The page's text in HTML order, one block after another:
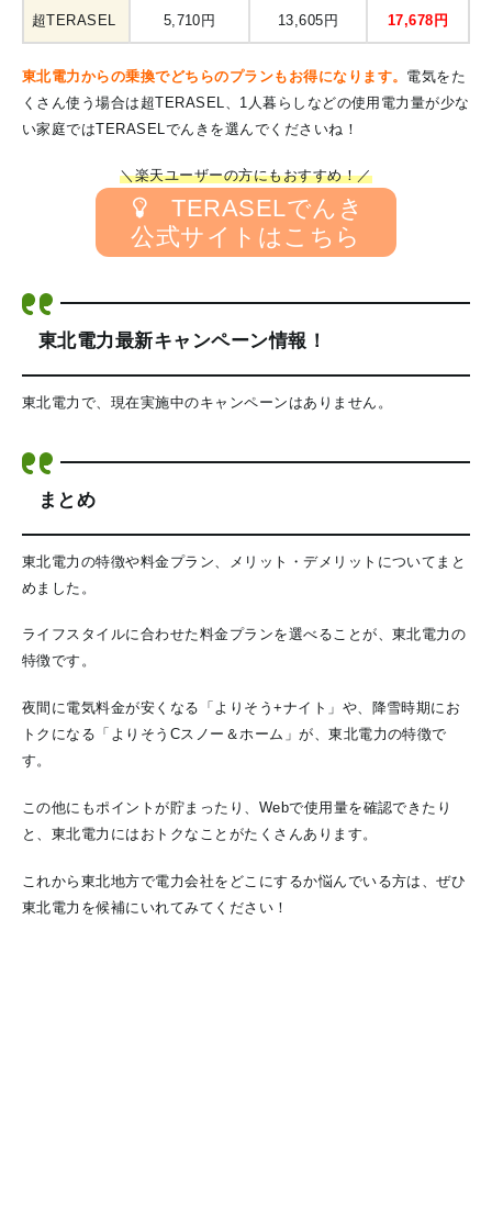
超TERASEL 5,710円 13,605円 17,678円
東北電力からの乗換でどちらのプランもお得になります。 電気をた
くさん使う場合は超TERASEL、1人暮らしなどの使用電力量が少な
い家庭ではTERASELでんきを選んでくださいね！
＼楽天ユーザーの方にもおすすめ！／
TERASELでんき
公式サイトはこちら
東北電力最新キャンペーン情報！
東北電力で、現在実施中のキャンペーンはありません。
まとめ
東北電力の特徴や料金プラン、メリット・デメリットについてまと
めました。
ライフスタイルに合わせた料金プランを選べることが、東北電力の
特徴です。
夜間に電気料金が安くなる「よりそう+ナイト」や、降雪時期にお
トクになる「よりそうCスノー＆ホーム」が、東北電力の特徴で
す。
この他にもポイントが貯まったり、Webで使用量を確認できたり
と、東北電力にはおトクなことがたくさんあります。
これから東北地方で電力会社をどこにするか悩んでいる方は、ぜひ
東北電力を候補にいれてみてください！